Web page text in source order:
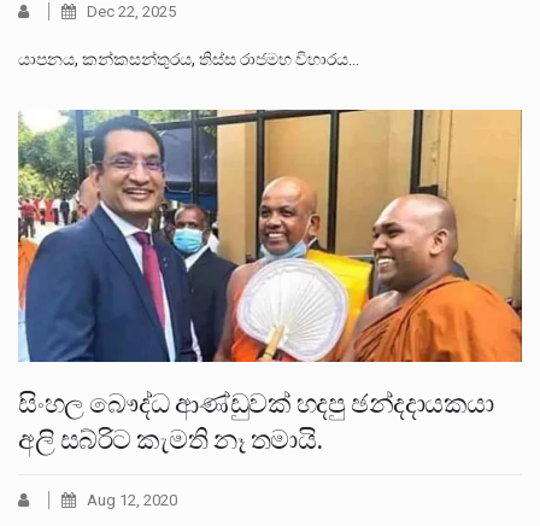
Dec 22, 2025
යාපනය, කන්කසන්තුරය, තිස්ස රාජමහ විහාරය…
සිංහල බෞද්ධ ආණ්ඩුවක් හදපු ඡන්දදායකයා
අලි සබ්රිට කැමති නෑ තමායි.
Aug 12, 2020